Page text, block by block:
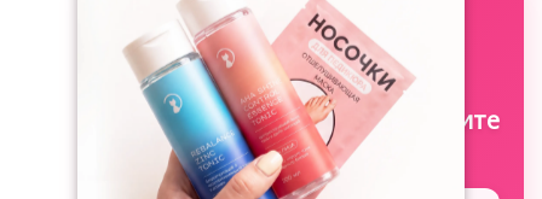
☀️
Ответьте на вопрос и получите
скидку 20%!